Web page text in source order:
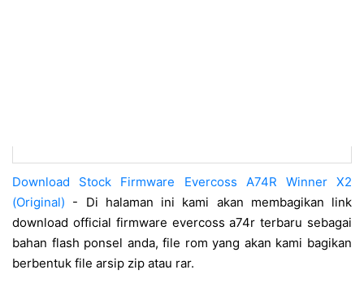
Download Stock Firmware Evercoss A74R Winner X2
(Original) - Di halaman ini kami akan membagikan link
download official firmware evercoss a74r terbaru sebagai
bahan flash ponsel anda, file rom yang akan kami bagikan
berbentuk file arsip zip atau rar.